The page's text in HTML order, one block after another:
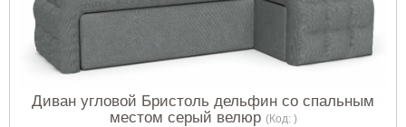
Диван угловой Бристоль дельфин со спальным
местом серый велюр (Код: )